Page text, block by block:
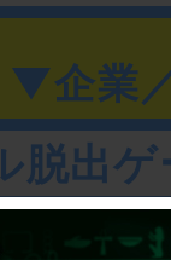
▼企業
脱出